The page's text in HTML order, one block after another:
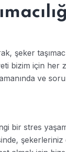
şeker
bizim için her
ve
bir stres